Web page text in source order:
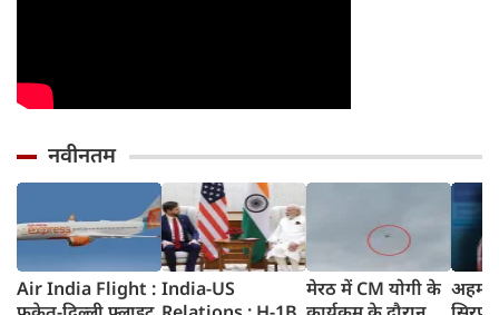
नवीनतम
Air India Flight : India-US
मेरठ में CM योगी के